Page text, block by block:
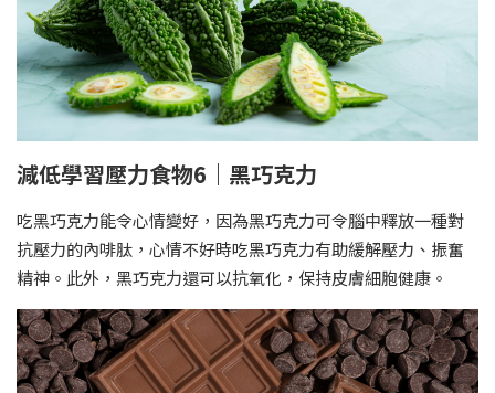
減低學習壓力食物6｜黑巧克力
吃黑巧克力能令心情變好，因為黑巧克力可令腦中釋放一種對
抗壓力的內啡肽，心情不好時吃黑巧克力有助緩解壓力、振奮
精神。此外，黑巧克力還可以抗氧化，保持皮膚細胞健康。